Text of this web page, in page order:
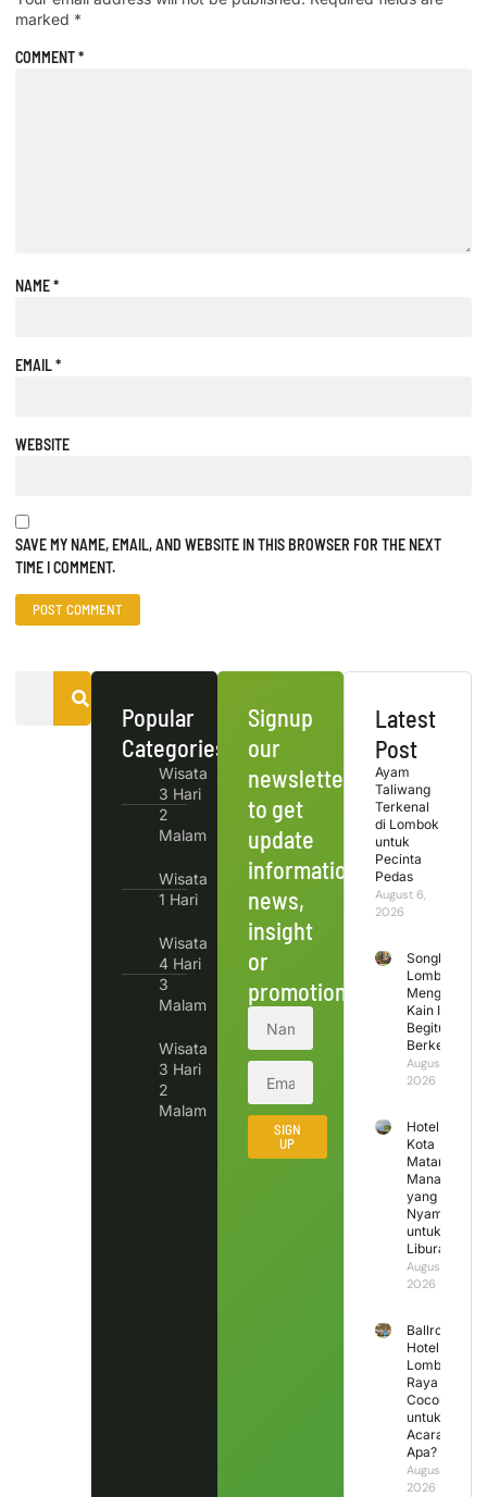
marked *
COMMENT*
NAME*
EMAIL*
WEBSITE
SAVE MY NAME, EMAIL, AND WEBSITE IN THIS BROWSER FOR THE NEXT
TIME I COMMENT.
Popular
Categories
Wisata
3 Hari
2
Malam
Wisata
1 Hari
Wisata
4 Hari
3
Malam
Wisata
3 Hari
2
Malam
Signup
our
newsletter
to get
update
information,
news,
insight
or
promotions.
SIGN
UP
Latest
Post
Ayam
Taliwang
Terkenal
di Lombok
untuk
Pecinta
Pedas
August 6,
2026
Songket
Lombok
Mengapa
Kain Ini
Begitu
Berkesan?
August 5,
2026
Hotel di
Kota
Mataram
Mana
yang
Nyaman
untuk
Liburan?
August 4,
2026
Ballroom
Hotel
Lombok
Raya
Cocok
untuk
Acara
Apa?
August 3,
2026